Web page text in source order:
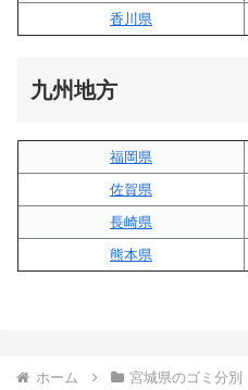
香川県
九州地方
福岡県
佐賀県
長崎県
熊本県
ホーム 宮城県のゴミ分別